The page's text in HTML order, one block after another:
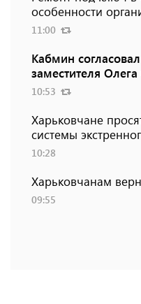
особенности
11:00
Кабмин
заместителя
10:53
Харьковчане
системы
10:28
Харьковчанам
09:55